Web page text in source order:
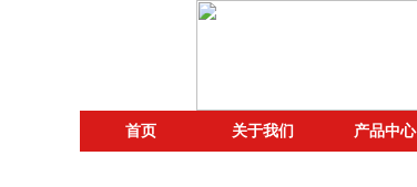
首页 关于我们 产品中心